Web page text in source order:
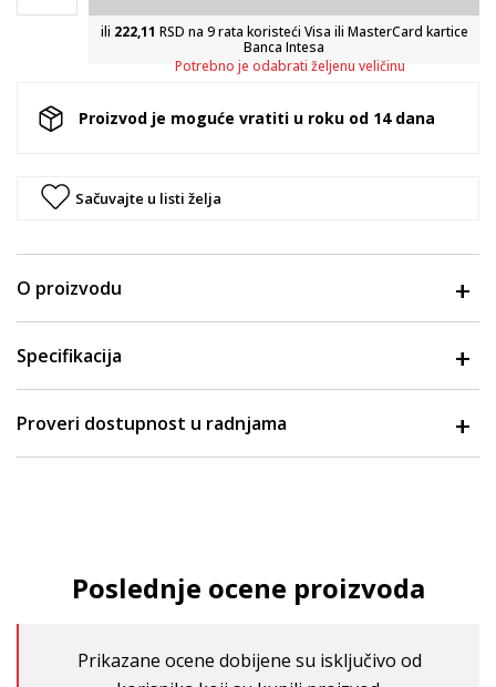
ili 222,11 RSD na 9 rata koristeći Visa ili MasterCard kartice
Banca Intesa
Potrebno je odabrati željenu veličinu
Proizvod je moguće vratiti u roku od 14 dana
Sačuvajte u listi želja
O proizvodu
Specifikacija
Proveri dostupnost u radnjama
Poslednje ocene proizvoda
Prikazane ocene dobijene su isključivo od